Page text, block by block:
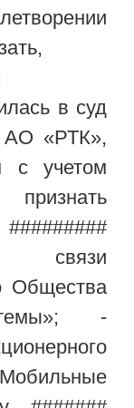
в суд
АО «РТК»,
учетом
связи
Общества
-